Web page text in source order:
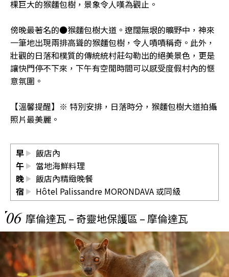
棵巨大的猴麵包樹，景象令人嘆為觀止。
傍晚最著名的●猴麵包樹大道。遼闊無垠的曠野中，神來
一筆地出現兩排高聳的猴麵包樹，令人嘖嘖稱奇。此外，
壯觀的日落和樸質的傳統統村莊勾勒出的絕美景色，更是
讓快門停不下來，下午有空閒時間可以感受度假村內的愜
意氛圍。
【溫馨提醒】※ 特別安排，日落時分，猴麵包樹大道拍攝
照片最美麗。
早
飯店內
午
當地海鮮料理
晚
飯店內精緻晚餐
宿
Hôtel Palissandre MORONDAVA 或同級
06 摩倫達瓦 – 奇靈地保護區 – 摩倫達瓦